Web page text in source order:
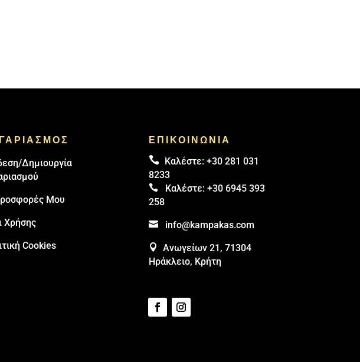
Δημιουργία
Μου
Χρήσης
Cookies
ΕΠΙΚΟΙΝΩΝΙΑ
 Καλέστε:+30 281 031
8233
 Καλέστε:+30 6945 393
258
 info@kampakas.com
 Ανωγείων 21, 71304
Ηράκλειο, Κρήτη